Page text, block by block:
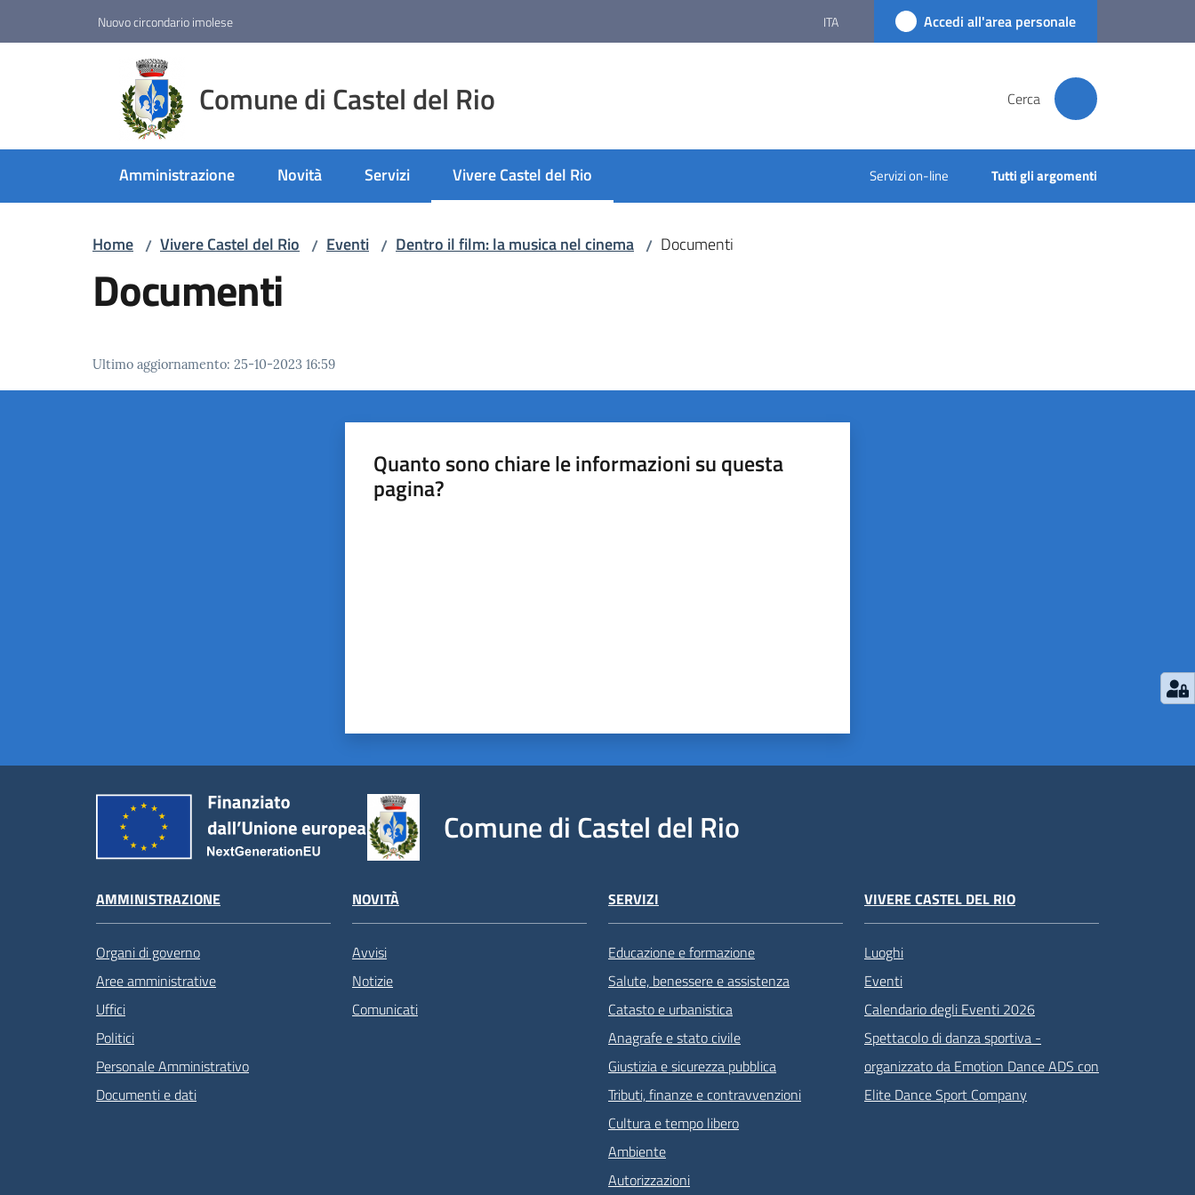
Nuovo circondario imolese ITA Accedi all'area personale
Comune di Castel del Rio Cerca
Amministrazione Novità Servizi Vivere Castel del Rio
Menu selezionato Servizi on-line Tutti gli argomenti
Home / Vivere Castel del Rio / Eventi / Dentro il film: la musica nel cinema / Documenti
Documenti
Ultimo aggiornamento: 25-10-2023 16:59
Quanto sono chiare le informazioni su questa
pagina?
Comune di Castel del Rio
AMMINISTRAZIONE
Organi di governo
Aree amministrative
Uffici
Politici
Personale Amministrativo
Documenti e dati
NOVITÀ
Avvisi
Notizie
Comunicati
SERVIZI
Educazione e formazione
Salute, benessere e assistenza
Catasto e urbanistica
Anagrafe e stato civile
Giustizia e sicurezza pubblica
Tributi, finanze e contravvenzioni
Cultura e tempo libero
Ambiente
Autorizzazioni
VIVERE CASTEL DEL RIO
Luoghi
Eventi
Calendario degli Eventi 2026
Spettacolo di danza sportiva -
organizzato da Emotion Dance ADS con
Elite Dance Sport Company